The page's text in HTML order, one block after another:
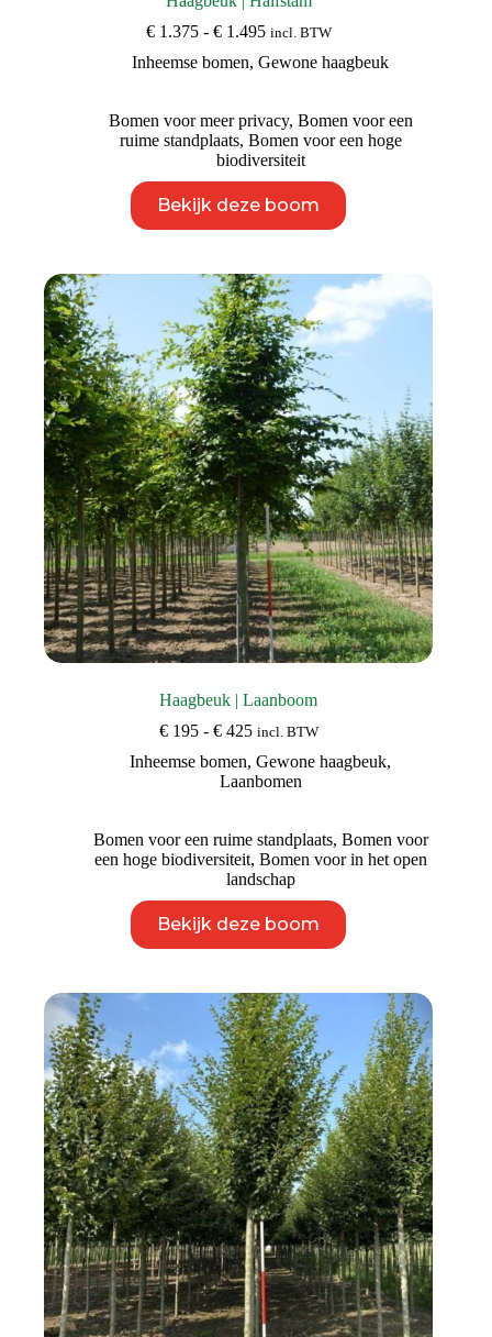
€1.375 - €1.495Prijsklasse:
tot
incl. BTW
Inheemse bomen,Gewone haagbeuk
Bomen voor meer privacy, Bomen voor een
ruime standplaats, Bomen voor een hoge
biodiversiteit
Bekijk deze boom
product
heeft
Deze
optie
kan
gekozen
worden
op
de
productpagina
Haagbeuk | Laanboom
€195 - €425Prijsklasse:
tot
€ 425
incl. BTW
Inheemse bomen,Gewone haagbeuk,
Laanbomen
Bomen voor een ruime standplaats, Bomen voor
een hoge biodiversiteit, Bomen voor in het open
landschap
Bekijk deze boom
product
heeft
variaties.
Deze
optie
kan
gekozen
worden
op
de
productpagina